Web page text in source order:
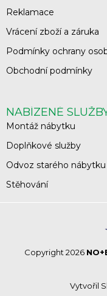
Reklamace
Vrácení zboží a záruka
Podmínky ochrany
Obchodní podmínky
NABÍZENÉ
Montáž nábytku
Doplňkové služby
Odvoz starého nábytku
Stěhování
Vytvořil
Copyright 2026